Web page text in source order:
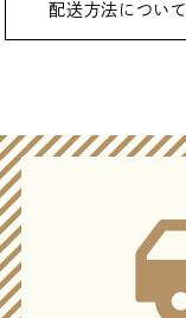
配送方法について